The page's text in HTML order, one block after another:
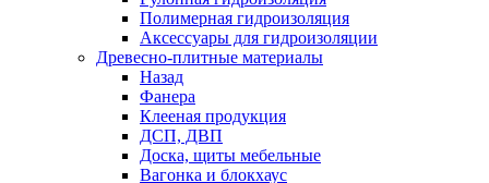
Полимерная гидроизоляция
Аксессуары для гидроизоляции
Древесно-плитные материалы
Назад
Фанера
Клееная продукция
ДСП, ДВП
Доска, щиты мебельные
Вагонка и блокхаус